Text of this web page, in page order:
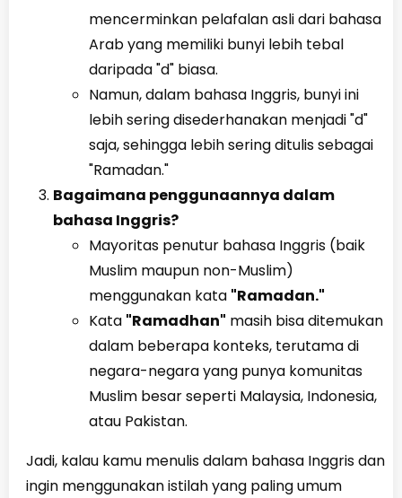
mencerminkan pelafalan asli dari bahasa
Arab yang memiliki bunyi lebih tebal
daripada "d" biasa.
Namun, dalam bahasa Inggris, bunyi ini
lebih sering disederhanakan menjadi "d"
saja, sehingga lebih sering ditulis sebagai
"Ramadan."
Bagaimana penggunaannya dalam
bahasa Inggris?
Mayoritas penutur bahasa Inggris (baik
Muslim maupun non-Muslim)
menggunakan kata "Ramadan."
Kata "Ramadhan" masih bisa ditemukan
dalam beberapa konteks, terutama di
negara-negara yang punya komunitas
Muslim besar seperti Malaysia, Indonesia,
atau Pakistan.
Jadi, kalau kamu menulis dalam bahasa Inggris dan
ingin menggunakan istilah yang paling umum